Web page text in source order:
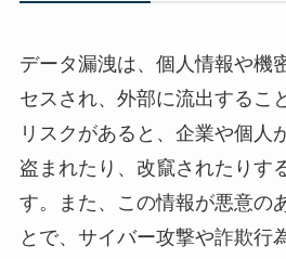
データ漏洩は、個人情報や機
セスされ、外部に流出するこ
リスクがあると、企業や個人
盗まれたり、改竄されたりす
す。また、この情報が悪意の
とで、サイバー攻撃や詐欺行